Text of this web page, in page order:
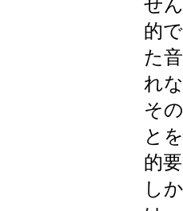
せ
的
た
れ
そ
と
的
し